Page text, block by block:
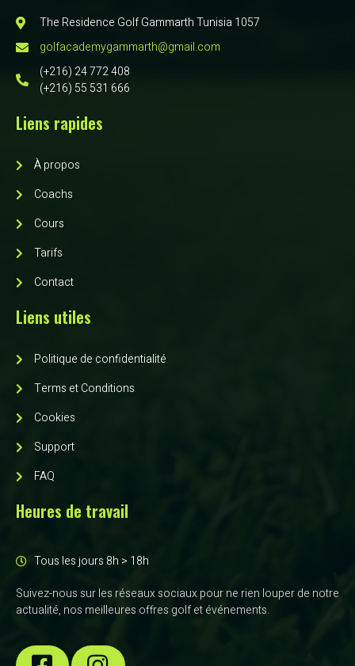
The Residence Golf Gammarth Tunisia 1057
golfacademygammarth@gmail.com
(+216) 24 772 408
(+216) 55 531 666
Liens rapides
À propos
Coachs
Cours
Tarifs
Contact
Liens utiles
Politique de confidentialité
Terms et Conditions
Cookies
Support
FAQ
Heures de travail
Tous les jours 8h > 18h
Suivez-nous sur les réseaux sociaux pour ne rien louper de notre
actualité, nos meilleures offres golf et événements.